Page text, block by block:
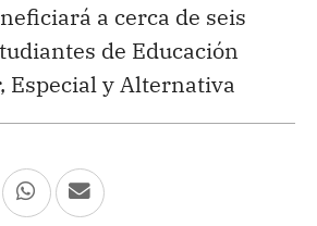
a cerca de seis
de Educación
Especial y Alternativa